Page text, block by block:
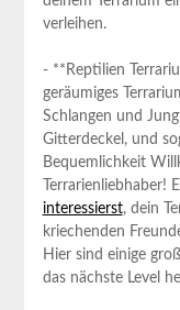
verleihen.
-‌ **Reptilien
‍geräumiges
Schlangen und
Gitterdeckel, und
Bequemlichkeit‍
Terrarienliebhaber!
interessierst, dein
kriechenden
Hier sind​ einige
das nächste Level